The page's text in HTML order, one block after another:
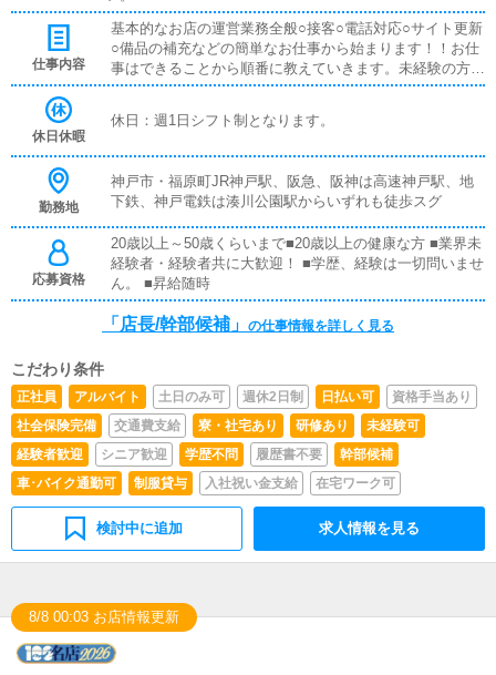
仕事内容
基本的なお店の運営業務全般○接客○電話対応○サイト更新
○備品の補充などの簡単なお仕事から始まります！！お仕
事はできることから順番に教えていきます。未経験の方で
もすぐに慣れるので大丈夫です。安心してご応募くださ
休日休暇
休日：週1日シフト制となります。
勤務地
神戸市・福原町JR神戸駅、阪急、阪神は高速神戸駅、地
下鉄、神戸電鉄は湊川公園駅からいずれも徒歩スグ
応募資格
20歳以上～50歳くらいまで■20歳以上の健康な方 ■業界未
経験者・経験者共に大歓迎！ ■学歴、経験は一切問いませ
ん。 ■昇給随時
「店長/幹部候補」 の仕事情報を詳しく見る
こだわり条件
正社員 アルバイト 土日のみ可 週休2日制 日払い可
資格手当あり
社会保険完備
交通費支給 寮・社宅あり 研修あり
未経験可
経験者歓迎
シニア歓迎 学歴不問 履歴書不要
幹部候補
車･バイク通勤可
制服貸与 入社祝い金支給 在宅ワーク可
検討中に追加 求人情報を見る
8/8 00:03 お店情報更新